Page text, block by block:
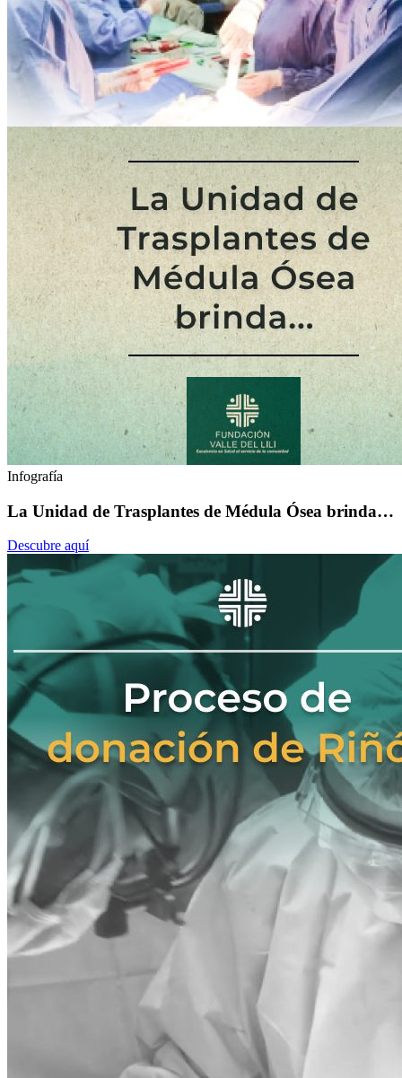
Infografía
La Unidad de Trasplantes de Médula Ósea brinda…
Descubre aquí